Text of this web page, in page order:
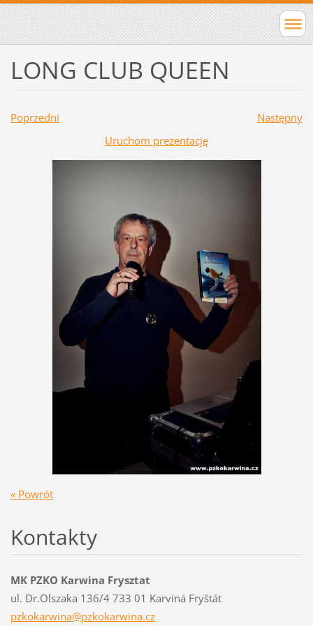
LONG CLUB QUEEN
Poprzedni
Następny
Uruchom prezentację
« Powrót
Kontakty
MK PZKO Karwina Frysztat
ul. Dr.Olszaka 136/4 733 01 Karviná Fryštát
pzkokarwina@pzkokarwina.cz